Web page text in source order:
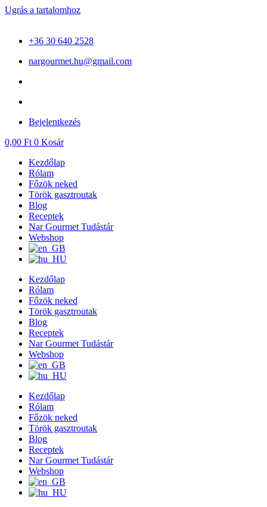
Ugrás a tartalomhoz
+36 30 640 2528
nargourmet.hu@gmail.com
Bejelentkezés
0,00 Ft 0 Kosár
Kezdőlap
Rólam
Főzök neked
Török gasztroutak
Blog
Receptek
Nar Gourmet Tudástár
Webshop
Kezdőlap
Rólam
Főzök neked
Török gasztroutak
Blog
Receptek
Nar Gourmet Tudástár
Webshop
Kezdőlap
Rólam
Főzök neked
Török gasztroutak
Blog
Receptek
Nar Gourmet Tudástár
Webshop